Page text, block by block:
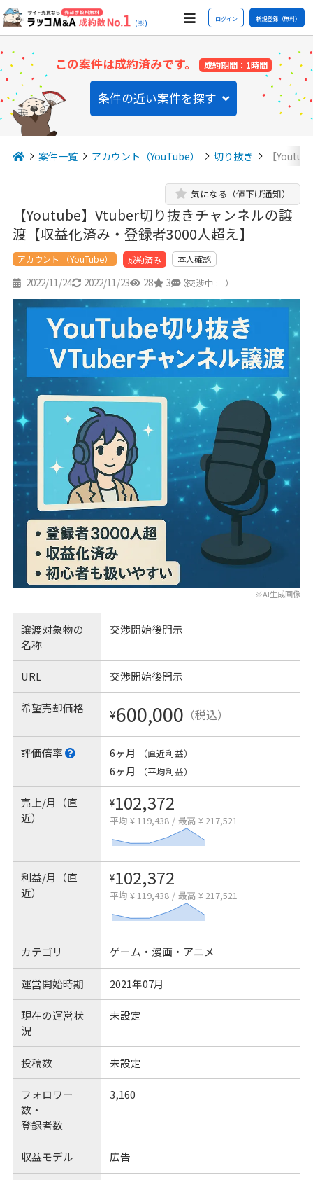
(※) ログイン 新規登録（無料）
この案件は成約済みです。 成約期間：1時間
条件の近い案件を探す
案件一覧 アカウント（YouTube） 切り抜き 【
【Youtube】Vtuber切り抜きチャンネルの譲
渡【収益化済み・登録者3000人超え】
気になる（値下げ通知）
アカウント （YouTube） 成約済み 本人確認
2022/11/24 2022/11/23 28 3 3
（交渉中 : - ）
※AI生成画像
譲渡対象物の
名称
交渉開始後開示
URL 交渉開始後開示
希望売却価格 ¥600,000 （税込）
評価倍率 6ヶ月 （直近利益）
6ヶ月 （平均利益）
売上/月（直
近）
¥102,372
平均 ¥ 119,438 / 最高 ¥ 217,521
利益/月（直
近）
¥102,372
平均 ¥ 119,438 / 最高 ¥ 217,521
カテゴリ ゲーム・漫画・アニメ
運営開始時期 2021年07月
現在の運営状
況
未設定
投稿数 未設定
フォロワー
数・
登録者数
3,160
収益モデル 広告